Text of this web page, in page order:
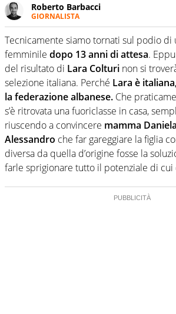
Roberto Barbacci
GIORNALISTA
Giornalista (pubblicista) sportivo a
tuttologo di Virgilio Sport. Provate a
scherma, di volley o di curling: ve
Tecnicamente siamo tornati sul podio di
femminile dopo 13 anni di attesa.
del risultato di Lara Colturi non si
selezione italiana. Perché Lara è
la federazione albanese. Che
s’è ritrovata una fuoriclasse in casa,
riuscendo a convincere mamma
Alessandro che far gareggiare la figlia
diversa da quella d’origine fosse la
farle sprigionare tutto il potenziale di cui